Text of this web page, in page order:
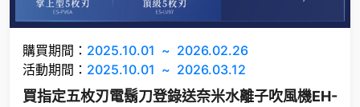
購買期間： 2025.10.01 ~ 2026.02.26
活動期間： 2025.10.01 ~ 2026.03.12
買指定五枚刃電鬍刀登錄送奈米水離子吹風機EH-